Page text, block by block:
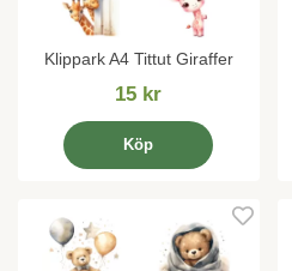
Klippark A4 Tittut Giraffer
15 kr
Köp